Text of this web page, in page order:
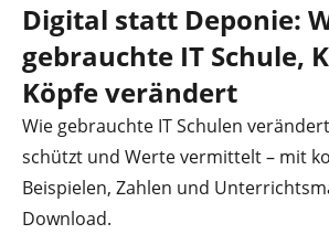
Digital statt Deponie:
gebrauchte IT Schule,
Köpfe verändert
Wie gebrauchte IT Schulen
schützt und Werte vermittelt – mit
Beispielen, Zahlen und
Download.